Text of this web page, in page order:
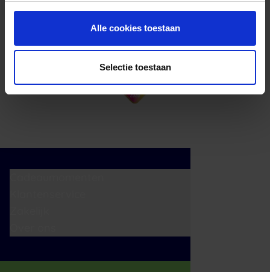
Alle cookies toestaan
Selectie toestaan